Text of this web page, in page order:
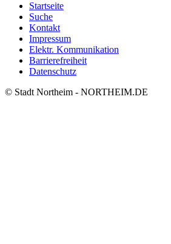
Startseite
Suche
Kontakt
Impressum
Elektr. Kommunikation
Barrierefreiheit
Datenschutz
© Stadt Northeim - NORTHEIM.DE